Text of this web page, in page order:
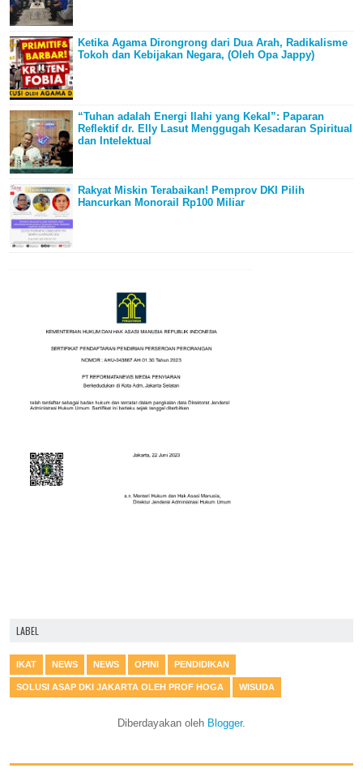
Ketika Agama Dirongrong dari Dua Arah, Radikalisme
Tokoh dan Kebijakan Negara, (Oleh Opa Jappy)
“Tuhan adalah Energi Ilahi yang Kekal”: Paparan
Reflektif dr. Elly Lasut Menggugah Kesadaran Spiritual
dan Intelektual
Rakyat Miskin Terabaikan! Pemprov DKI Pilih
Hancurkan Monorail Rp100 Miliar
LABEL
IKAT NEWS NEWS OPINI PENDIDIKAN
SOLUSI ASAP DKI JAKARTA OLEH PROF HOGA WISUDA
Diberdayakan oleh Blogger.